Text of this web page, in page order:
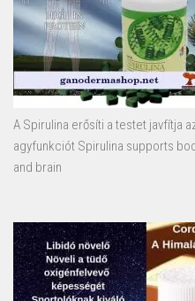
A Spirulina erősíti a testet javfítja
agyfunkciót Spirulina supports
and brain